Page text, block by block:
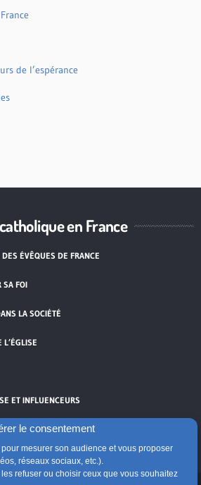
le consentement
mesurer son audience et vous proposer
réseaux sociaux, etc.).
refuser ou choisir ceux que vous souhaitez
de l’espérance
en France
ÉVÊQUES DE FRANCE
SA FOI
LA SOCIÉTÉ
L’ÉGLISE
ET INFLUENCEURS